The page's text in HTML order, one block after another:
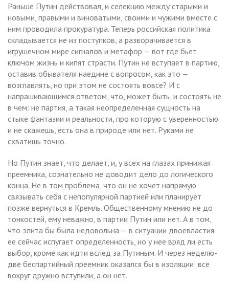
Раньше Путин действовал, и селекцию между старыми и
новыми, правыми и виноватыми, своими и чужими вместе с
ним проводила прокуратура. Теперь российская политика
складывается не из поступков, а разворачивается в
игрушечном мире сигналов и метафор — вот где бьет
ключом жизнь и кипят страсти. Путин не вступает в партию,
оставив обывателя наедине с вопросом, как это —
возглавлять, но при этом не состоять вовсе? И с
напрашивающимся ответом, что, может быть, и состоять не
в чем: не партия, а такая неопределенная сущность на
стыке фантазии и реальности, про которую с уверенностью
и не скажешь, есть она в природе или нет. Руками не
схватишь точно.
Но Путин знает, что делает, и, у всех на глазах принижая
преемника, сознательно не доводит дело до логического
конца. Не в том проблема, что он не хочет напрямую
связывать себя с непопулярной партией или планирует
позже вернуться в Кремль. Общественному мнению не до
тонкостей, ему неважно, в партии Путин или нет. А в том,
что элита бы была недовольна — в ситуации двоевластия
ее сейчас испугает определенность, но у нее вряд ли есть
выбор, кроме как идти вслед за Путиным. И через неделю-
две беспартийный преемник оказался бы в изоляции: все
вокруг дружно вступили, а он нет.